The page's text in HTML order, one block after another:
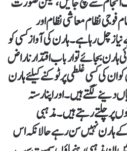
فوجی نظام معاشی نظام اور
چل رہا ہے۔ ہارن کی آواز کسی کو
ہارن بجائے تو ارباب اقتدار ناراض
کی کسی غلطی پر ٹوکنے کیلئے ہارن
لگتے ہیں۔ اور اپنا رستہ
پر چلتے رہتے ہیں۔ مذہبی
نہیں سن رہے حالانکہ اس